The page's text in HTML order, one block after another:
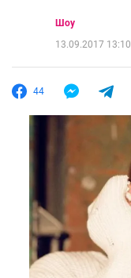
Шоу
13.09.2017 13:10
44